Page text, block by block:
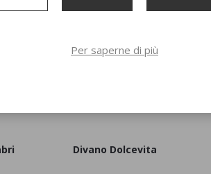
Divano Dolcevita
Per saperne di più